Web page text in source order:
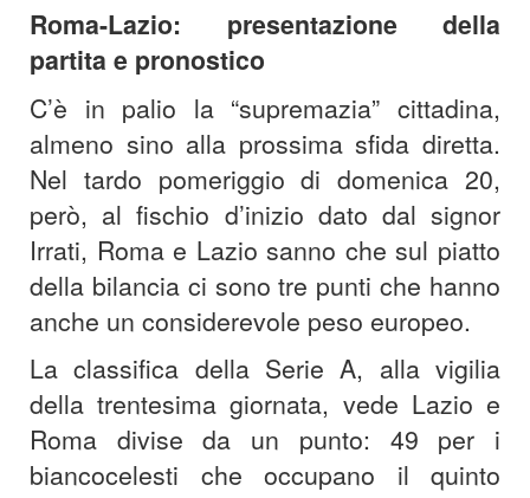
Roma-Lazio: presentazione della
partita e pronostico
C’è in palio la “supremazia” cittadina,
almeno sino alla prossima sfida diretta.
Nel tardo pomeriggio di domenica 20,
però, al fischio d’inizio dato dal signor
Irrati, Roma e Lazio sanno che sul piatto
della bilancia ci sono tre punti che hanno
anche un considerevole peso europeo.
La classifica della Serie A, alla vigilia
della trentesima giornata, vede Lazio e
Roma divise da un punto: 49 per i
biancocelesti che occupano il quinto